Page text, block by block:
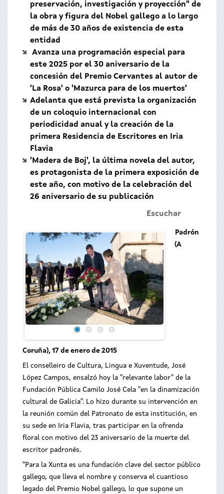
preservación, investigación y proyección" de
la obra y figura del Nobel gallego a lo largo
de más de 30 años de existencia de esta
entidad
Avanza una programación especial para
este 2025 por el 30 aniversario de la
concesión del Premio Cervantes al autor de
'La Rosa' o 'Mazurca para de los muertos'
Adelanta que está prevista la organización
de un coloquio internacional con
periodicidad anual y la creación de la
primera Residencia de Escritores en Iria
Flavia
'Madera de Boj', la última novela del autor,
es protagonista de la primera exposición de
este año, con motivo de la celebración del
26 aniversario de su publicación
Escuchar
Padrón
(A
Coruña), 17 de enero de 2015
El conselleiro de Cultura, Lingua e Xuventude, José
López Campos, ensalzó hoy la "relevante labor" de la
Fundación Pública Camilo José Cela "en la dinamización
cultural de Galicia". Lo hizo durante su intervención en
la reunión común del Patronato de esta institución, en
su sede en Iria Flavia, tras participar en la ofrenda
floral con motivo del 23 aniversario de la muerte del
escritor padronés.
"Para la Xunta es una fundación clave del sector público
gallego, que lleva el nombre y conserva el cuantioso
legado del Premio Nobel gallego, lo que supone un